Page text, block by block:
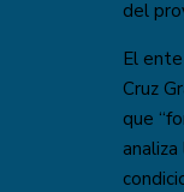
del
El
Cruz
que